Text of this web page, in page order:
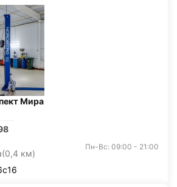
Мира
(0,4 км)
Пн-Вс: 09:00 - 21:00